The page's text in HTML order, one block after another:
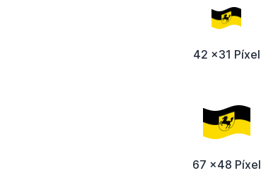
42 x31 Píxel
67 x48 Píxel